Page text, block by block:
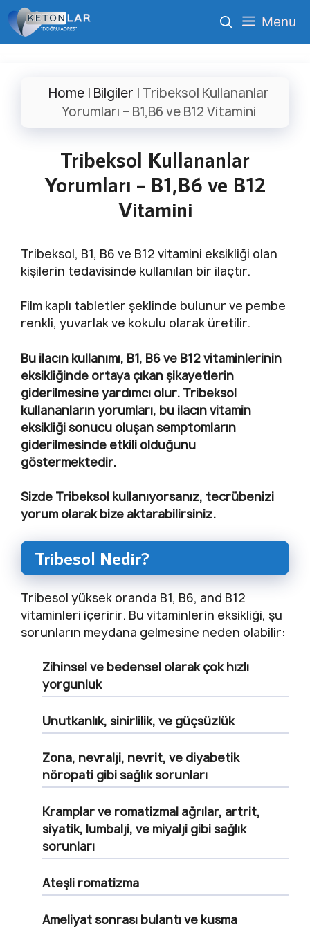
İçeriğe
atla
Menu
Home| Bilgiler | Tribeksol Kullananlar
Yorumları – B1,B6 ve B12 Vitamini
Tribeksol Kullananlar
Yorumları – B1,B6 ve B12
Vitamini
Tribeksol, B1, B6 ve B12 vitamini eksikliği olan
kişilerin tedavisinde kullanılan bir ilaçtır.
Film kaplı tabletler şeklinde bulunur ve pembe
renkli, yuvarlak ve kokulu olarak üretilir.
Bu ilacın kullanımı, B1, B6 ve B12 vitaminlerinin
eksikliğinde ortaya çıkan şikayetlerin
giderilmesine yardımcı olur. Tribeksol
kullananların yorumları, bu ilacın vitamin
eksikliği sonucu oluşan semptomların
giderilmesinde etkili olduğunu
göstermektedir.
Sizde Tribeksol kullanıyorsanız, tecrübenizi
yorum olarak bize aktarabilirsiniz.
Tribesol Nedir?
Tribesol yüksek oranda B1, B6, and B12
vitaminleri içeririr. Bu vitaminlerin eksikliği, şu
sorunların meydana gelmesine neden olabilir:
Zihinsel ve bedensel olarak çok hızlı
yorgunluk
Unutkanlık, sinirlilik, ve güçsüzlük
Zona, nevralji, nevrit, ve diyabetik
nöropati gibi sağlık sorunları
Kramplar ve romatizmal ağrılar, artrit,
siyatik, lumbalji, ve miyalji gibi sağlık
sorunları
Ateşli romatizma
Ameliyat sonrası bulantı ve kusma